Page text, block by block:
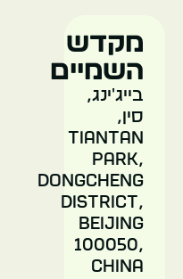
מקדש
השמיים
בייג'ינג,
סין,
Tiantan
Park,
Dongcheng
District,
Beijing
100050,
China